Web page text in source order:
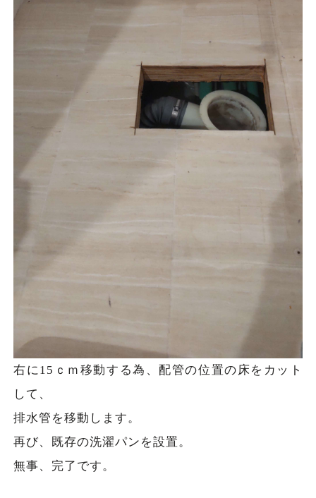
右に15ｃｍ移動する為、配管の位置の床をカット
して、
排水管を移動します。
再び、既存の洗濯パンを設置。
無事、完了です。